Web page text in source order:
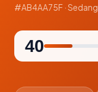
#AB4AA75F · Sedang
40